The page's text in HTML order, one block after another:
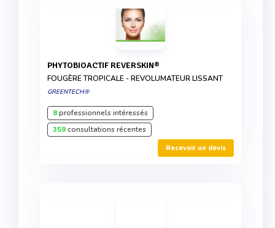
PHYTOBIOACTIF REVERSKIN®
FOUGÈRE TROPICALE - REVOLUMATEUR LISSANT
GREENTECH®
8professionnels intéressés
359consultations récentes
Recevoir un devis